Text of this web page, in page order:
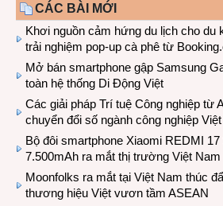
CÁC BÀI MỚI
Khơi nguồn cảm hứng du lịch cho du
trải nghiệm pop-up cà phê từ
Mở bán smartphone gập Samsung
toàn hệ thống Di Động Việt
Các giải pháp Trí tuệ Công nghiệp từ
chuyển đổi số ngành công nghiệp
Bộ đôi smartphone Xiaomi REDMI
7.500mAh ra mắt thị trường Việt Nam
Moonfolks ra mắt tại Việt Nam thúc
thương hiệu Việt vươn tầm ASEAN